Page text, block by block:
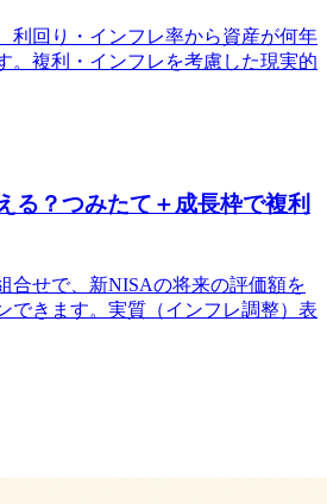
利回り・インフレ率から資産が何年
。複利・インフレを考慮した現実的
る？つみたて＋成長枠で複利
合せで、新NISAの将来の評価額を
できます。実質（インフレ調整）表